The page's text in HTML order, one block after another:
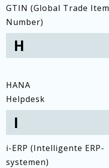
GTIN (Global Trade Item
Number)
H
HANA
Helpdesk
I
i-ERP (Intelligente ERP-
systemen)